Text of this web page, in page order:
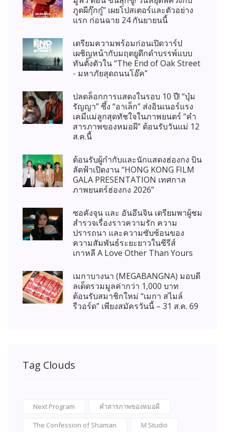
ภูตผีกุ๊กกู๋” เผยโปสเตอร์และตัวอย่าง
แรก ก่อนฉาย 24 กันยายนนี้
เตรียมความพร้อมก่อนเปิดวาร์ป
เผชิญหน้ากับมฤตยูดึกดำบรรพ์แบบ
ทันตั้งตัวใน “The End of Oak Street
- มหาภัยสุดถนนโอ๊ค”
ปลดล็อกการแสดงในรอบ 10 ปี! “บุ๋ม
รัญญา” ซึ้ง “อาเล็ก” ส่งอินเนอร์แรง
เคมีแม่ลูกสุดทัชใจในภาพยนตร์ “คำ
สารภาพของหมอผี” ต้อนรับวันแม่ 12
ส.ค.นี้
ต้อนรับผู้กำกับและนักแสดงฮ่องกง บิน
ลัดฟ้าเปิดงาน “HONG KONG FILM
GALA PRESENTATION เทศกาล
ภาพยนตร์ฮ่องกง 2026”
ซอคังจุน และ อันอึนจิน เตรียมพาผู้ชม
สำรวจเรื่องราวความรัก ความ
ปรารถนา และความซับซ้อนของ
ความสัมพันธ์ระยะยาวในซีรีส์
เกาหลี A Love Other Than Yours
เมกาบางนา (MEGABANGNA) มอบดี
ลเด็ดรวมมูลค่ากว่า 1,000 บาท
ต้อนรับสมาชิกใหม่ “เมกา สไมล์
รีวอร์ด” เพียงสมัครวันนี้ – 31 ส.ค. 69
Tag Clouds
Next Program คำสารภาพของหมอผี
The Confession of Shaman M Studio